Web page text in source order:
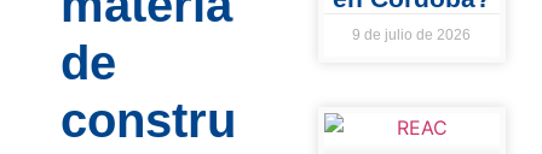
de
construcción
9 de julio de 2026